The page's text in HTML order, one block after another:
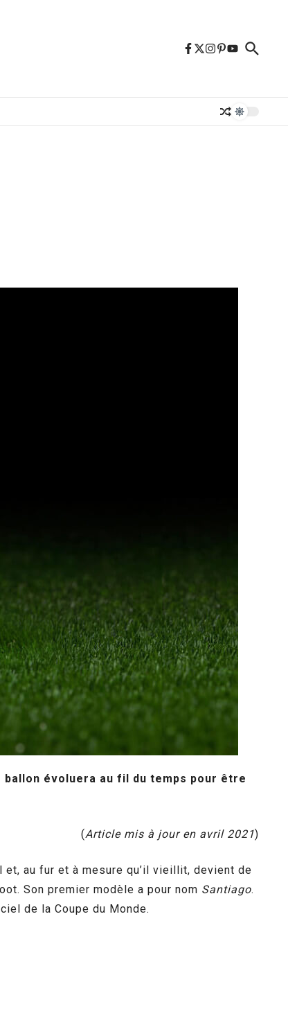
ballon évoluera au fil du temps pour être
(Article mis à jour en avril 2021)
au fur et à mesure qu’il vieillit, devient de
Son premier modèle a pour nom Santiago.
de la Coupe du Monde.